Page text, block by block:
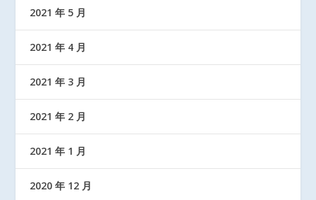
2021 年 5 月
2021 年 4 月
2021 年 3 月
2021 年 2 月
2021 年 1 月
2020 年 12 月